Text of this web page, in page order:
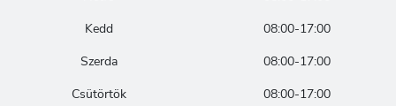
Kedd
08:00-17:00
Szerda
08:00-17:00
Csütörtök
08:00-17:00